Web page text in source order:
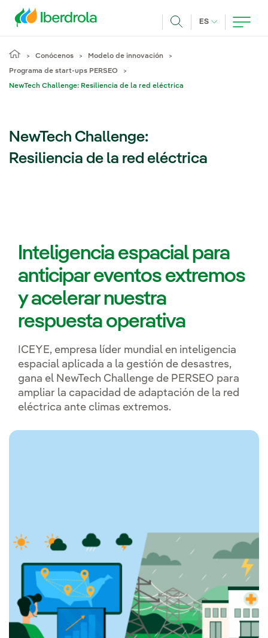
ES IDIOMA
Conócenos Modelo de innovación
Programa de start-ups PERSEO
NewTech Challenge: Resiliencia de la red eléctrica
NewTech Challenge:
Resiliencia de la red eléctrica
Inteligencia espacial para
anticipar eventos extremos
y acelerar nuestra
respuesta operativa
ICEYE, empresa líder mundial en inteligencia
espacial aplicada a la gestión de desastres,
gana el NewTech Challenge de PERSEO para
ampliar la capacidad de adaptación de la red
eléctrica ante climas extremos.